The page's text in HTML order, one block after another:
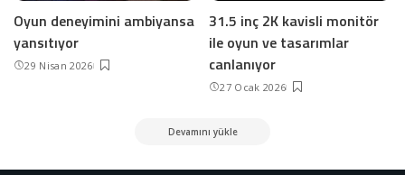
Oyun deneyimini ambiyansa
yansıtıyor
29 Nisan 2026
31.5 inç 2K kavisli monitör
ile oyun ve tasarımlar
canlanıyor
27 Ocak 2026
Devamını yükle